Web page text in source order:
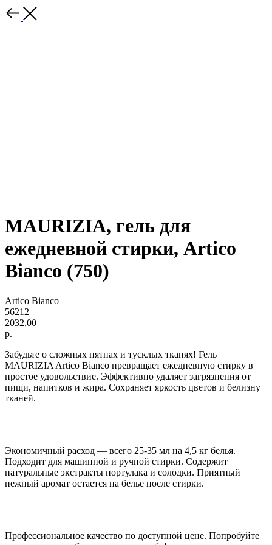
MAURIZIA, гель для
ежедневной стирки, Artico
Bianco (750)
Artico Bianco
56212
2032,00
р.
Забудьте о сложных пятнах и тусклых тканях! Гель
MAURIZIA Artico Bianco превращает ежедневную стирку в
простое удовольствие. Эффективно удаляет загрязнения от
пищи, напитков и жира. Сохраняет яркость цветов и белизну
тканей.
Экономичный расход — всего 25-35 мл на 4,5 кг белья.
Подходит для машинной и ручной стирки. Содержит
натуральные экстракты портулака и солодки. Приятный
нежный аромат остается на белье после стирки.
Профессиональное качество по доступной цене. Попробуйте